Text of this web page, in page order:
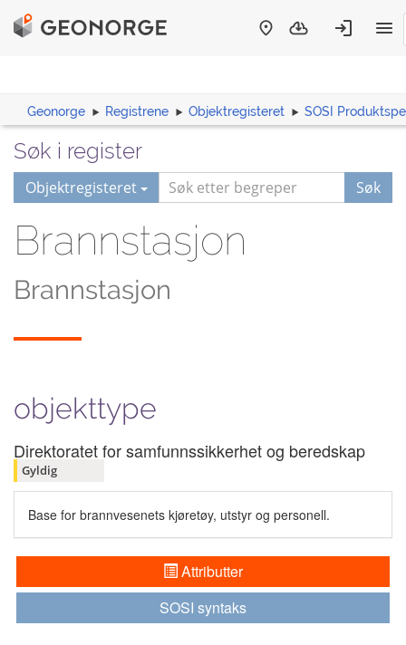
Geonorge Registrene Objektregisteret SOSI
Søk i register
Objektregisteret Søk
Brannstasjon
Brannstasjon
objekttype
Direktoratet for samfunnssikkerhet og beredskap
Gyldig
Base for brannvesenets kjøretøy, utstyr og personell.
Attributter
SOSI syntaks